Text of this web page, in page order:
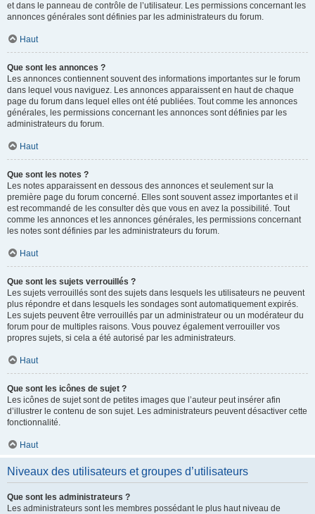
et dans le panneau de contrôle de l’utilisateur. Les permissions concernant les
annonces générales sont définies par les administrateurs du forum.
Haut
Que sont les annonces ?
Les annonces contiennent souvent des informations importantes sur le forum
dans lequel vous naviguez. Les annonces apparaissent en haut de chaque
page du forum dans lequel elles ont été publiées. Tout comme les annonces
générales, les permissions concernant les annonces sont définies par les
administrateurs du forum.
Haut
Que sont les notes ?
Les notes apparaissent en dessous des annonces et seulement sur la
première page du forum concerné. Elles sont souvent assez importantes et il
est recommandé de les consulter dès que vous en avez la possibilité. Tout
comme les annonces et les annonces générales, les permissions concernant
les notes sont définies par les administrateurs du forum.
Haut
Que sont les sujets verrouillés ?
Les sujets verrouillés sont des sujets dans lesquels les utilisateurs ne peuvent
plus répondre et dans lesquels les sondages sont automatiquement expirés.
Les sujets peuvent être verrouillés par un administrateur ou un modérateur du
forum pour de multiples raisons. Vous pouvez également verrouiller vos
propres sujets, si cela a été autorisé par les administrateurs.
Haut
Que sont les icônes de sujet ?
Les icônes de sujet sont de petites images que l’auteur peut insérer afin
d’illustrer le contenu de son sujet. Les administrateurs peuvent désactiver cette
fonctionnalité.
Haut
Niveaux des utilisateurs et groupes d’utilisateurs
Que sont les administrateurs ?
Les administrateurs sont les membres possédant le plus haut niveau de